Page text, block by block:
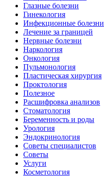
Глазные болезни
Гинекология
Инфекционные болезни
Лечение за границей
Нервные болезни
Наркология
Онкология
Пульмонология
Пластическая хирургия
Проктология
Полезное
Расшифровка анализов
Стоматология
Беременность и роды
Урология
Эндокринология
Советы специалистов
Советы
Услуги
Косметология